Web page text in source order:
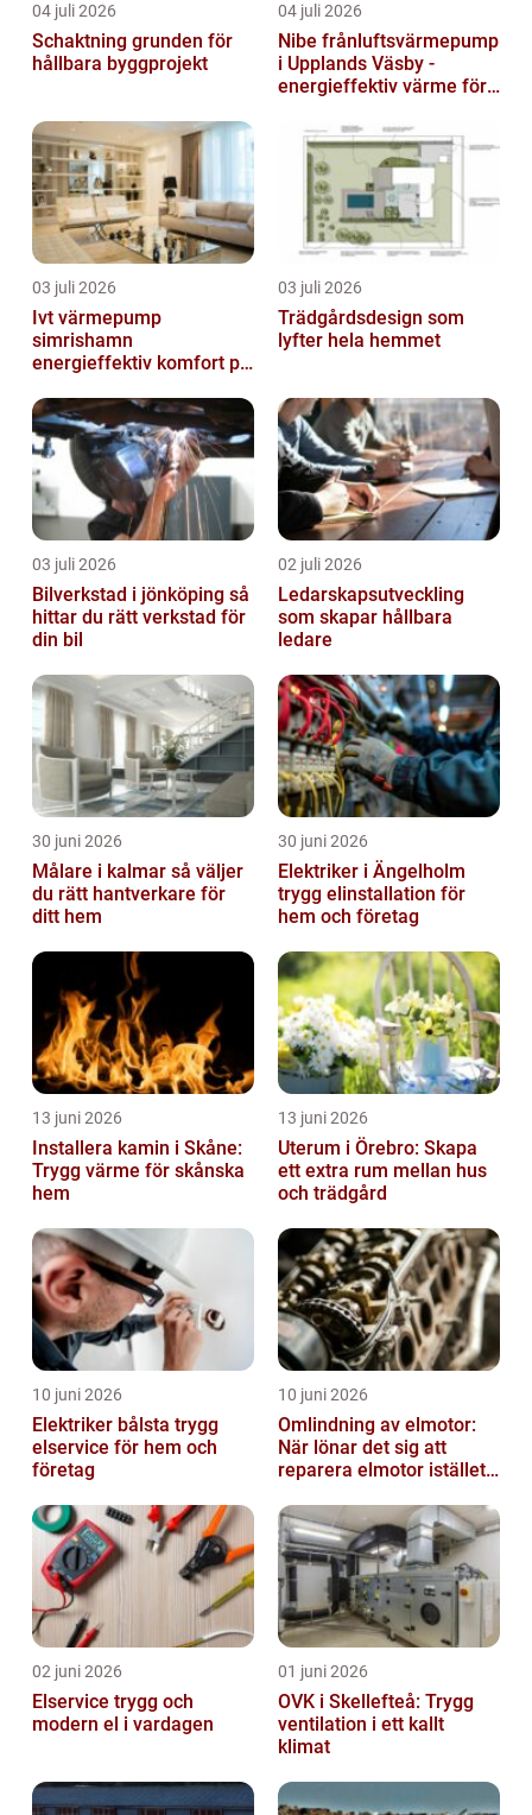
04 juli 2026
Schaktning grunden för
hållbara byggprojekt
04 juli 2026
Nibe frånluftsvärmepump
i Upplands Väsby -
energieffektiv värme för
03 juli 2026
Ivt värmepump
simrishamn
energieffektiv komfort på
03 juli 2026
Trädgårdsdesign som
lyfter hela hemmet
03 juli 2026
Bilverkstad i jönköping så
hittar du rätt verkstad för
din bil
02 juli 2026
Ledarskapsutveckling
som skapar hållbara
ledare
30 juni 2026
Målare i kalmar så väljer
du rätt hantverkare för
ditt hem
30 juni 2026
Elektriker i Ängelholm
trygg elinstallation för
hem och företag
13 juni 2026
Installera kamin i Skåne:
Trygg värme för skånska
hem
13 juni 2026
Uterum i Örebro: Skapa
ett extra rum mellan hus
och trädgård
10 juni 2026
Elektriker bålsta trygg
elservice för hem och
företag
10 juni 2026
Omlindning av elmotor:
När lönar det sig att
reparera elmotor istället
02 juni 2026
Elservice trygg och
modern el i vardagen
01 juni 2026
OVK i Skellefteå: Trygg
ventilation i ett kallt
klimat